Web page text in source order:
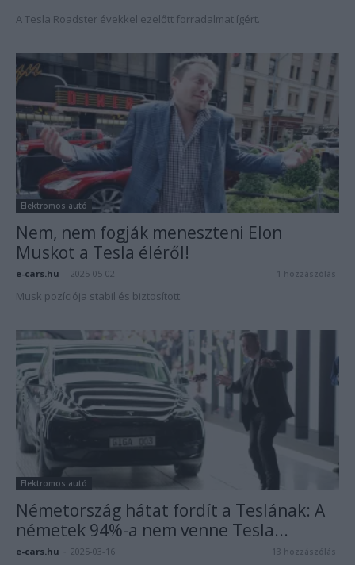
A Tesla Roadster évekkel ezelőtt forradalmat ígért.
Elektromos autó
Nem, nem fogják meneszteni Elon
Muskot a Tesla éléről!
e-cars.hu 2025-05-02 1 hozzászólás
Musk pozíciója stabil és biztosított.
Elektromos autó
Németország hátat fordít a Teslának: A
németek 94%-a nem venne Tesla...
e-cars.hu 2025-03-16 13 hozzászólás